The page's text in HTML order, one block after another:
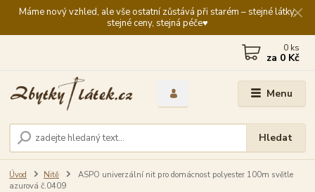
Máme nový vzhled, ale vše ostatní zůstává při starém – stejné látky,
stejné ceny, stejná péče♥️
Menu
Hledat
0 ks
za 0 Kč
Úvod Nitě
ASPO univerzální nit pro domácnost polyester 100m světle
azurová č.0409